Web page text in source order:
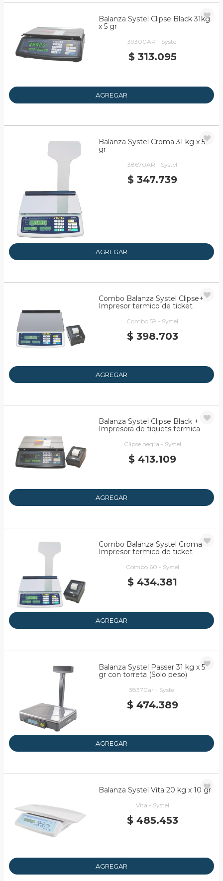
Balanza Systel Clipse Black 31kg
x 5 gr
39300AR - Systel
$ 313.095
AGREGAR
Balanza Systel Croma 31 kg x 5
gr
38670AR - Systel
$ 347.739
AGREGAR
Combo Balanza Systel Clipse+
Impresor termico de ticket
Combo 59 - Systel
$ 398.703
AGREGAR
Balanza Systel Clipse Black +
Impresora de tiquets termica
Clipse negra - Systel
$ 413.109
AGREGAR
Combo Balanza Systel Croma
Impresor termico de ticket
Combo 60 - Systel
$ 434.381
AGREGAR
Balanza Systel Passer 31 kg x 5
gr con torreta (Solo peso)
38370ar - Systel
$ 474.389
AGREGAR
Balanza Systel Vita 20 kg x 10 gr
Vita - Systel
$ 485.453
AGREGAR